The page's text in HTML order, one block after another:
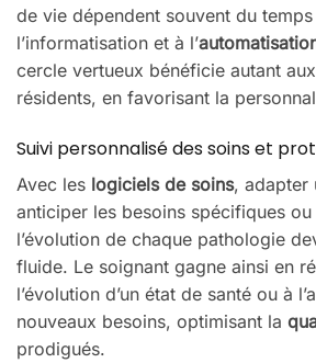
de vie dépendent souvent du
l’informatisation et à l’
cercle vertueux bénéficie autant
résidents, en favorisant la
Suivi personnalisé des soins et
Avec les logiciels de soins, adapter
anticiper les besoins spécifiques
l’évolution de chaque pathologie
fluide. Le soignant gagne ainsi en
l’évolution d’un état de santé ou à
nouveaux besoins, optimisant la
prodigués.